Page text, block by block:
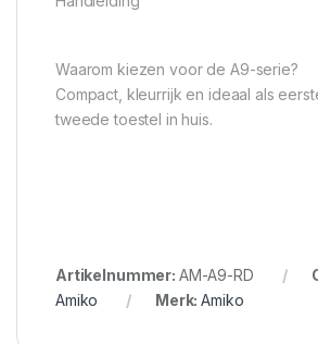
Waarom kiezen voor de A9-serie?
Compact, kleurrijk en ideaal als
tweede toestel in huis.
Artikelnummer: AM-A9-RD
Amiko
Merk:Amiko